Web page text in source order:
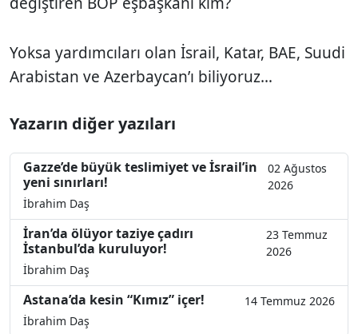
Yoksa yardımcıları olan İsrail, Katar, BAE, Suudi
Arabistan ve Azerbaycan’ı biliyoruz…
Yazarın diğer yazıları
Gazze’de büyük teslimiyet ve İsrail’in
yeni sınırları!
02 Ağustos
2026
İbrahim Daş
İran’da ölüyor taziye çadırı
İstanbul’da kuruluyor!
23 Temmuz
2026
İbrahim Daş
Astana’da kesin “Kımız” içer!
14 Temmuz 2026
İbrahim Daş